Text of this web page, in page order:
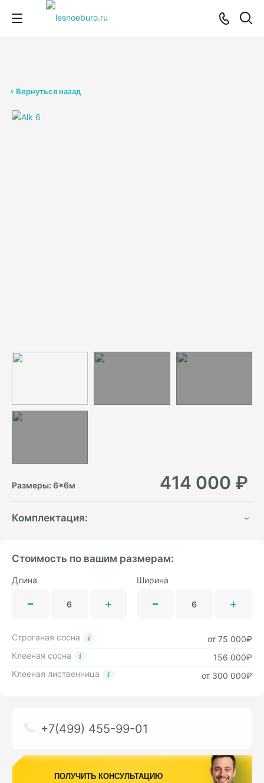
Вернуться назад
Размеры: 6×6м 414 000 ₽
Комплектация:
Стоимость по вашим размерам:
Длина Ширина
Строганая сосна
от 75 000₽
Клееная сосна
156 000₽
Клееная лиственница
от 300 000₽
+7(499) 455-99-01
ПОЛУЧИТЬ КОНСУЛЬТАЦИЮ